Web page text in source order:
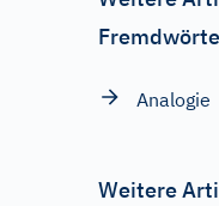
Analogie
Weitere